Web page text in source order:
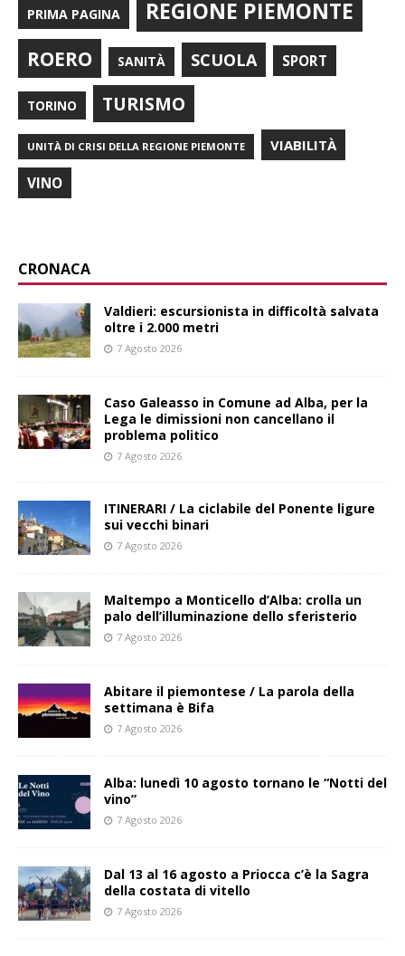
PRIMA PAGINA REGIONE PIEMONTE
ROERO SANITÀ SCUOLA SPORT
TORINO TURISMO
UNITÀ DI CRISI DELLA REGIONE PIEMONTE VIABILITÀ
VINO
CRONACA
Valdieri: escursionista in difficoltà salvata
oltre i 2.000 metri
7 Agosto 2026
Caso Galeasso in Comune ad Alba, per la
Lega le dimissioni non cancellano il
problema politico
7 Agosto 2026
ITINERARI / La ciclabile del Ponente ligure
sui vecchi binari
7 Agosto 2026
Maltempo a Monticello d’Alba: crolla un
palo dell’illuminazione dello sferisterio
7 Agosto 2026
Abitare il piemontese / La parola della
settimana è Bifa
7 Agosto 2026
Alba: lunedì 10 agosto tornano le “Notti del
vino”
7 Agosto 2026
Dal 13 al 16 agosto a Priocca c’è la Sagra
della costata di vitello
7 Agosto 2026